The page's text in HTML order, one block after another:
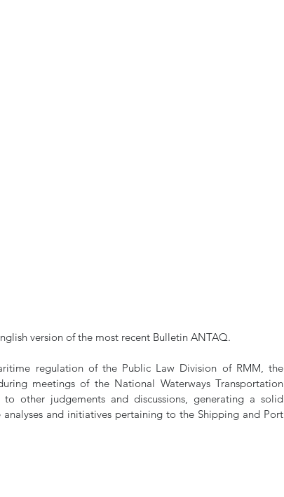
version of the most recent Bulletin ANTAQ.
regulation of the Public Law Division of RMM, the
meetings of the National Waterways Transportation
other judgements and discussions, generating a solid
and initiatives pertaining to the Shipping and Port